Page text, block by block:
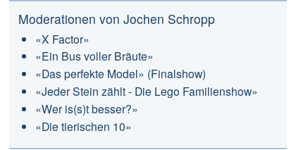
Moderationen von Jochen Schropp
«X Factor»
«Ein Bus voller Bräute»
«Das perfekte Model» (Finalshow)
«Jeder Stein zählt - Die Lego Familienshow»
«Wer is(s)t besser?»
«Die tierischen 10»